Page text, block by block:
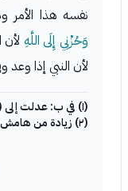
نفسه هذا الأمر
وَحُزْنِي إِلَى اللَّهِ لأن
لأن النبي إذا وعد
(١) في ب: عدلت إلى (معتذرين).
(٢) زيادة من هامش: ب.